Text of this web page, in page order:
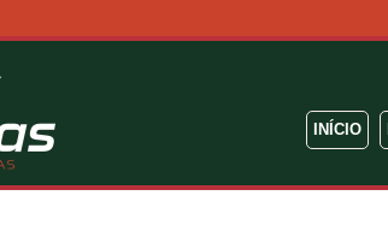
INÍCIO